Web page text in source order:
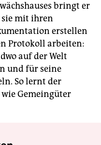
bringt er
sie mit ihren
erstellen
Protokoll arbeiten:
auf der Welt
und für seine
So lernt der
Gemeingüter